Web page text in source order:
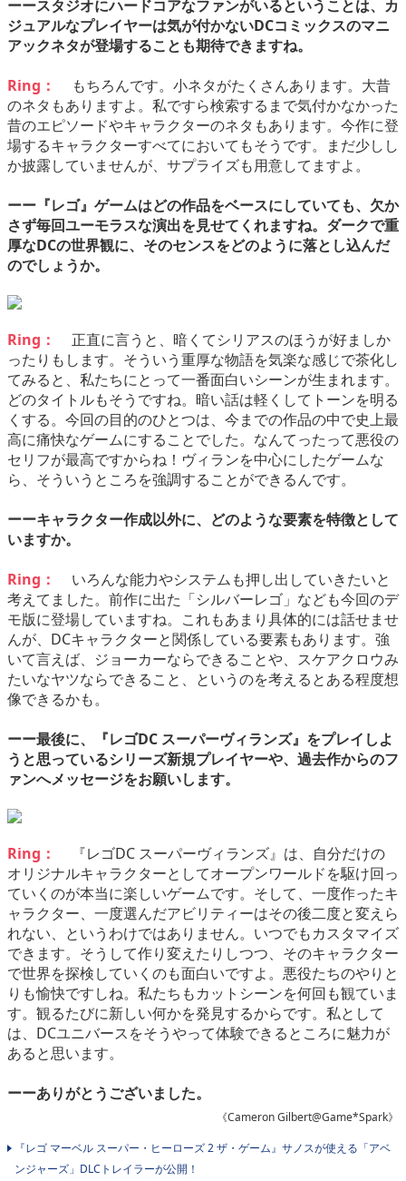
ーースタジオにハードコアなファンがいるということは、カ
ジュアルなプレイヤーは気が付かないDCコミックスのマニ
アックネタが登場することも期待できますね。
Ring：
もちろんです。小ネタがたくさんあります。大昔
のネタもありますよ。私ですら検索するまで気付かなかった
昔のエピソードやキャラクターのネタもあります。今作に登
場するキャラクターすべてにおいてもそうです。まだ少しし
か披露していませんが、サプライズも用意してますよ。
ーー『レゴ』ゲームはどの作品をベースにしていても、欠か
さず毎回ユーモラスな演出を見せてくれますね。ダークで重
厚なDCの世界観に、そのセンスをどのように落とし込んだ
のでしょうか。
Ring：
正直に言うと、暗くてシリアスのほうが好ましか
ったりもします。そういう重厚な物語を気楽な感じで茶化し
てみると、私たちにとって一番面白いシーンが生まれます。
どのタイトルもそうですね。暗い話は軽くしてトーンを明る
くする。今回の目的のひとつは、今までの作品の中で史上最
高に痛快なゲームにすることでした。なんてったって悪役の
セリフが最高ですからね！ヴィランを中心にしたゲームな
ら、そういうところを強調することができるんです。
ーーキャラクター作成以外に、どのような要素を特徴として
いますか。
Ring：
いろんな能力やシステムも押し出していきたいと
考えてました。前作に出た「シルバーレゴ」なども今回のデ
モ版に登場していますね。これもあまり具体的には話せませ
んが、DCキャラクターと関係している要素もあります。強
いて言えば、ジョーカーならできることや、スケアクロウみ
たいなヤツならできること、というのを考えるとある程度想
像できるかも。
ーー最後に、『レゴDC スーパーヴィランズ』をプレイしよ
うと思っているシリーズ新規プレイヤーや、過去作からのフ
ァンへメッセージをお願いします。
Ring：
『レゴDC スーパーヴィランズ』は、自分だけの
オリジナルキャラクターとしてオープンワールドを駆け回っ
ていくのが本当に楽しいゲームです。そして、一度作ったキ
ャラクター、一度選んだアビリティーはその後二度と変えら
れない、というわけではありません。いつでもカスタマイズ
できます。そうして作り変えたりしつつ、そのキャラクター
で世界を探検していくのも面白いですよ。悪役たちのやりと
りも愉快ですしね。私たちもカットシーンを何回も観ていま
す。観るたびに新しい何かを発見するからです。私として
は、DCユニバースをそうやって体験できるところに魅力が
あると思います。
ーーありがとうございました。
《Cameron Gilbert@Game*Spark》
『レゴ マーベル スーパー・ヒーローズ 2 ザ・ゲーム』サノスが使える「アベ
ンジャーズ」DLCトレイラーが公開！